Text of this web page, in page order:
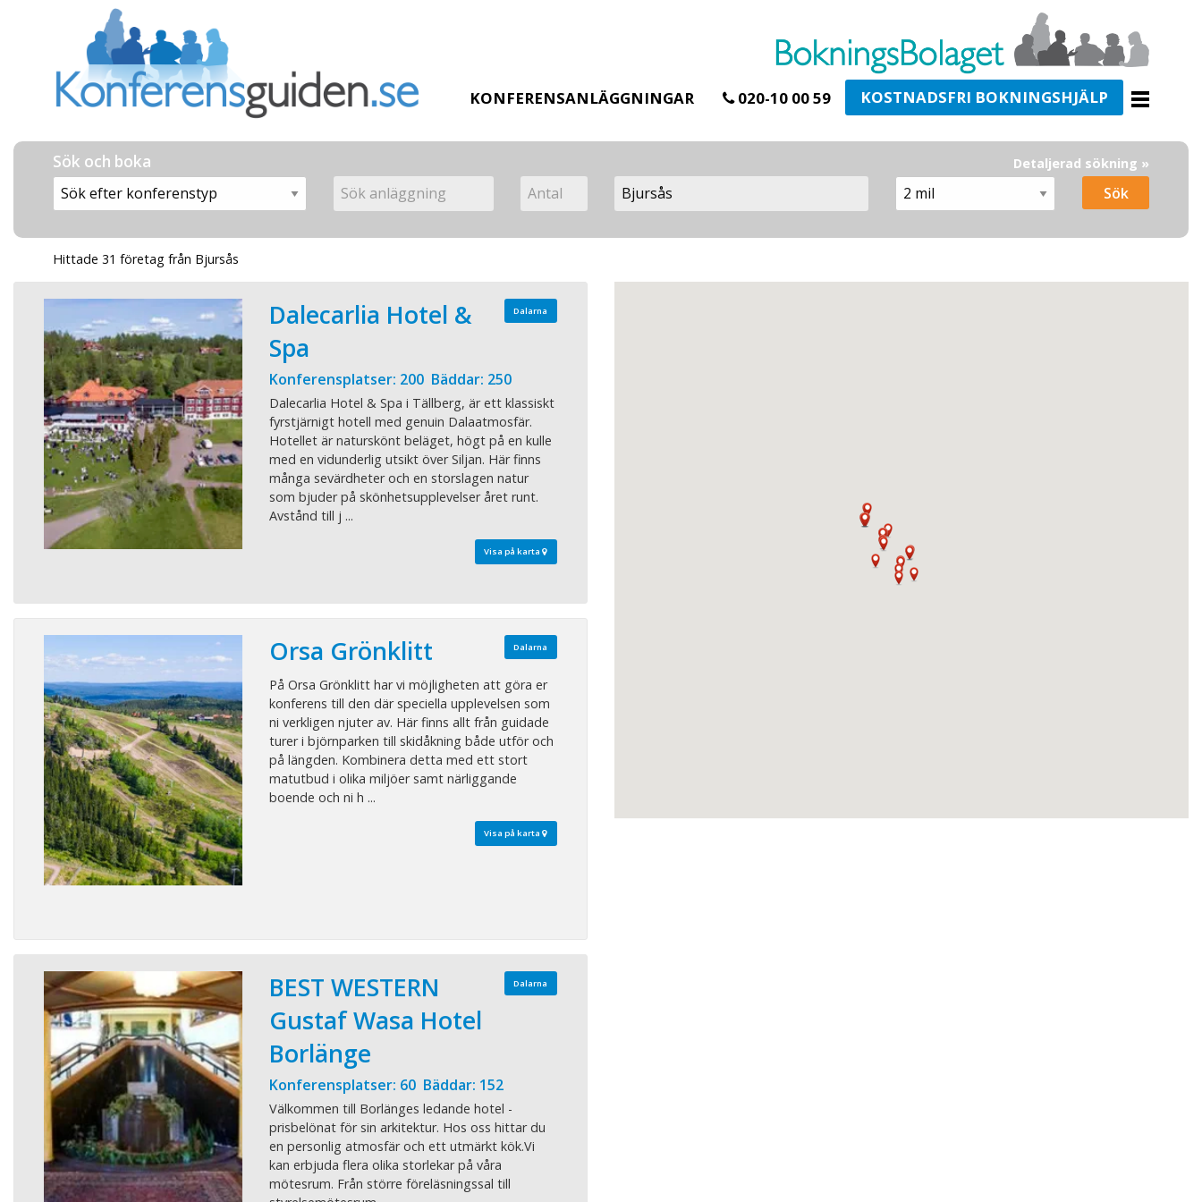
KONFERENSANLÄGGNINGAR 020-10 00 59 KOSTNADSFRI BOKNINGSHJÄLP
Sök och boka Detaljerad sökning »
Hittade 31 företag från Bjursås
Dalarna
Dalecarlia Hotel &
Spa
Konferensplatser: 200 Bäddar: 250
Dalecarlia Hotel & Spa i Tällberg, är ett klassiskt
fyrstjärnigt hotell med genuin Dalaatmosfär.
Hotellet är naturskönt beläget, högt på en kulle
med en vidunderlig utsikt över Siljan. Här finns
många sevärdheter och en storslagen natur
som bjuder på skönhetsupplevelser året runt.
Avstånd till j ...
Visa på karta
Dalarna
Orsa Grönklitt
På Orsa Grönklitt har vi möjligheten att göra er
konferens till den där speciella upplevelsen som
ni verkligen njuter av. Här finns allt från guidade
turer i björnparken till skidåkning både utför och
på längden. Kombinera detta med ett stort
matutbud i olika miljöer samt närliggande
boende och ni h ...
Visa på karta
Dalarna
BEST WESTERN
Gustaf Wasa Hotel
Borlänge
Konferensplatser: 60 Bäddar: 152
Välkommen till Borlänges ledande hotel -
prisbelönat för sin arkitektur. Hos oss hittar du
en personlig atmosfär och ett utmärkt kök.Vi
kan erbjuda flera olika storlekar på våra
mötesrum. Från större föreläsningssal till